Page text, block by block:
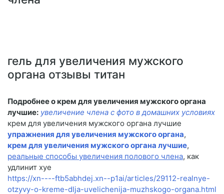
гель для увеличения мужского
органа отзывы титан
Подробнее о крем для увеличения мужского органа
лучшие: увеличение члена с фото в домашних условиях
крем для увеличения мужского органа лучшие
упражнения для увеличения мужского органа,
крем для увеличения мужского органа лучшие,
реальные способы увеличения полового члена, как
удлинит хуе
https://xn----ftb5abhdej.xn--p1ai/articles/29112-realnye-
otzyvy-o-kreme-dlja-uvelichenija-muzhskogo-organa.html